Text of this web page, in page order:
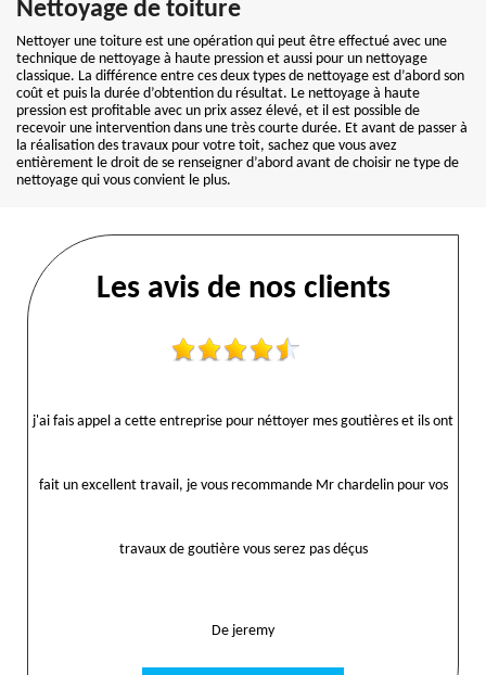
Nettoyage de toiture
Nettoyer une toiture est une opération qui peut être effectué avec une
technique de nettoyage à haute pression et aussi pour un nettoyage
classique. La différence entre ces deux types de nettoyage est d’abord son
coût et puis la durée d’obtention du résultat. Le nettoyage à haute
pression est profitable avec un prix assez élevé, et il est possible de
recevoir une intervention dans une très courte durée. Et avant de passer à
la réalisation des travaux pour votre toit, sachez que vous avez
entièrement le droit de se renseigner d’abord avant de choisir ne type de
nettoyage qui vous convient le plus.
Les avis de nos clients
j'ai fais appel a cette entreprise pour néttoyer mes goutières et ils ont
fait un excellent travail, je vous recommande Mr chardelin pour vos
travaux de goutière vous serez pas déçus
De jeremy